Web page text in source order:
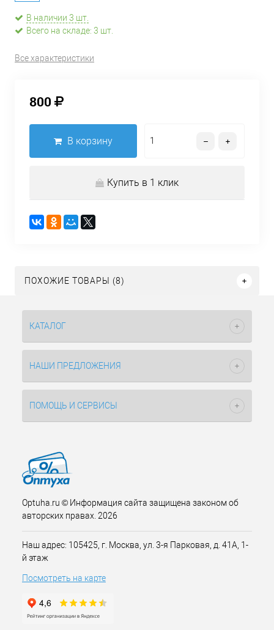
В наличии 3 шт.
Всего на складе: 3 шт.
Все характеристики
800
В корзину
Купить в 1 клик
ПОХОЖИЕ ТОВАРЫ (8)
КАТАЛОГ
НАШИ ПРЕДЛОЖЕНИЯ
ПОМОЩЬ И СЕРВИСЫ
Optuha.ru © Информация сайта защищена законом об
авторских правах. 2026
Наш адрес: 105425, г. Москва, ул. 3-я Парковая, д. 41А, 1-
й этаж
Посмотреть на карте